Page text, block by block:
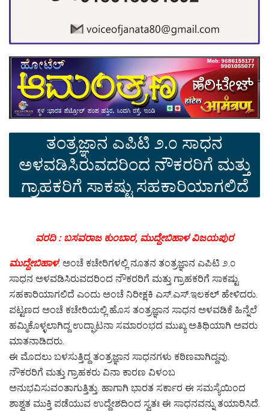
ತಂತ್ರಜ್ಞಾನ ಎಪಿಟಿ ೨.೦ ಸಾಧನ
ಅಳವಡಿಸಿರುವದರಿಂದ ನೌಕರರಿಗೆ ಮತ್ತು
ಗ್ರಾಹಕರಿಗೆ ಸಾಕಷ್ಟು ಸಹಕಾರಿಯಾಗಲಿದೆ
ವರದಿ : ಬಸವರಾಜ ಕುಂಬಾರ, ಮುದ್ದೇಬಿಹಾಳ ವಿಜಯಪುರ
ಮುದ್ದೇಬಿಹಾಳ: ಅಂಚೆ ಕಚೇರಿಗಳಲ್ಲಿ ನೂತನ ತಂತ್ರಜ್ಞಾನ ಎಪಿಟಿ ೨.೦
ಸಾಧನ ಅಳವಡಿಸಿರುವದರಿಂದ ನೌಕರರಿಗೆ ಮತ್ತು ಗ್ರಾಹಕರಿಗೆ ಸಾಕಷ್ಟು
ಸಹಕಾರಿಯಾಗಲಿದೆ ಎಂದು ಅಂಚೆ ನಿರೀಕ್ಷಕಿ ಎಸ್.ಎಸ್.ಇಲಕಲ್ ಹೇಳಿದರು.
ಪಟ್ಟಣದ ಅಂಚೆ ಕಚೇರಿಯಲ್ಲಿ ಹೊಸ ತಂತ್ರಜ್ಞಾನ ಸಾಧನ ಅಳವಡಿಕೆ ಹಿನ್ನೆಲೆ
ಹಮ್ಮಿಕೊಳ್ಳಲಾಗಿದ್ದ ಉದ್ಘಾಟನಾ ಸಮಾರಂಭದ ಮುಖ್ಯ ಅತಿಥಿಯಾಗಿ ಅವರು
ಮಾತನಾಡಿದರು.
ಈ ಮೊದಲು ಬಳಸುತ್ತಿದ್ದ ತಂತ್ರಜ್ಞಾನ ಸಾಧನಗಳು ಕಠಿಣವಾಗಿದ್ದವು.
ನೌಕರರಿಗೆ ಮತ್ತು ಗ್ರಾಹಕರು ವಿನಾ ಕಾರಣ ವಿಳಂಬ
ಅನುಭವಿಸುವಂತಾಗುತ್ತಿತ್ತು. ಹಾಗಾಗಿ ಭಾರತ ಸರ್ಕಾರ ಈ ಸಮಸ್ಯೆಯಿಂದ
ಶಾಶ್ವತ ಮುಕ್ತಿ ಪಡೆಯುವ ಉದ್ದೇಶದಿಂದ ಸ್ವತಃ ಈ ಸಾಧನವನ್ನು ತಯಾರಿಸಿದೆ.